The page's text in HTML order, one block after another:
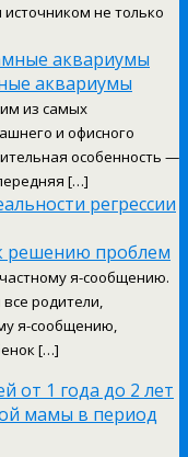
не только
аквариумы
из самых
и офисного
особенность —
[…]
решению проблем
я-сообщению.
родители,
я-сообщению,
[…]
от 1 года до 2 лет
мамы в период